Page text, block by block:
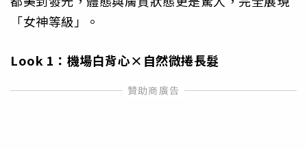
「女神等級」。
Look 1 ：機場白背心×自然微捲長髮